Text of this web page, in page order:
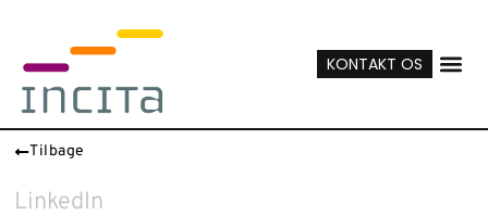
KONTAKT OS
Tilbage
LinkedIn